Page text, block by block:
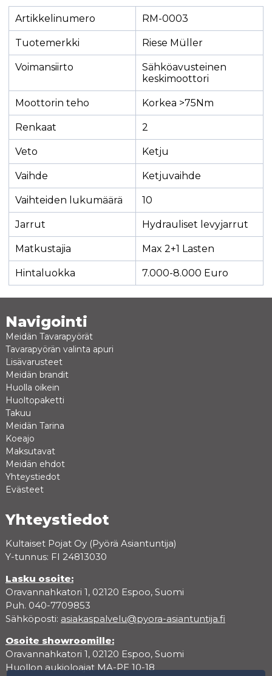
Artikkelinumero RM-0003
Tuotemerkki Riese Müller
Voimansiirto
Sähköavusteinen
keskimoottori
Moottorin teho Korkea >75Nm
Renkaat 2
Veto Ketju
Vaihde Ketjuvaihde
Vaihteiden lukumäärä 10
Jarrut Hydrauliset levyjarrut
Matkustajia Max 2+1 Lasten
Hintaluokka 7.000-8.000 Euro
Navigointi
Meidän Tavarapyörät
Tavarapyörän valinta apuri
Lisävarusteet
Meidän brandit
Huolla oikein
Huoltopaketti
Takuu
Meidän Tarina
Koeajo
Maksutavat
Meidän ehdot
Yhteystiedot
Evästeet
Yhteystiedot
Kultaiset Pojat Oy (Pyörä Asiantuntija)
Y-tunnus: FI 24813030
Lasku osoite:
Oravannahkatori 1, 02120 Espoo, Suomi
Puh. 040-7709853
Sähköposti: asiakaspalvelu@pyora-asiantuntija.fi
Osoite showroomille:
Oravannahkatori 1, 02120 Espoo, Suomi
Huollon aukioloajat MA-PE 10-18